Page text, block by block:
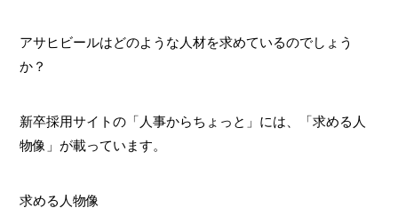
アサヒビールはどのような人材を求めているのでしょう
か？
新卒採用サイトの「人事からちょっと」には、「求める人
物像」が載っています。
求める人物像